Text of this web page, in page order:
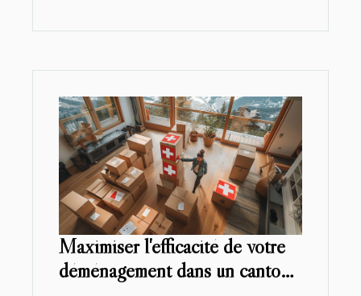
Maximiser l'efficacité de votre
déménagement dans un canton